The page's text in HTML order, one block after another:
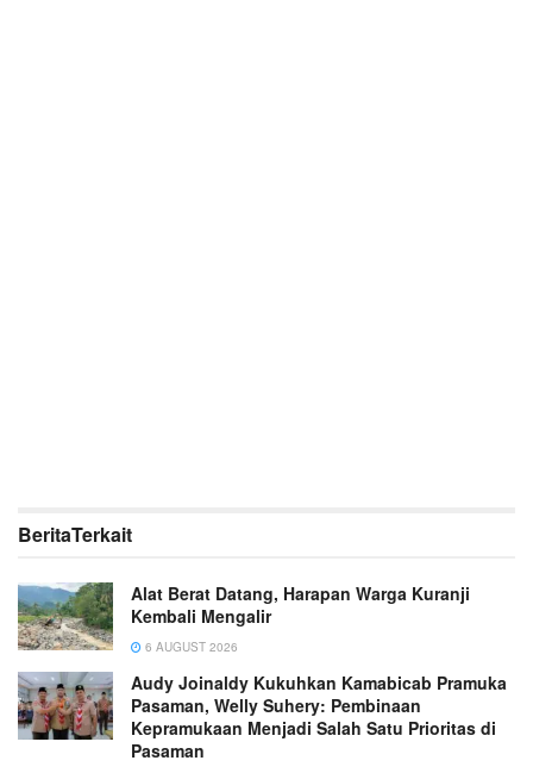
BeritaTerkait
Alat Berat Datang, Harapan Warga Kuranji
Kembali Mengalir
6 AUGUST 2026
Audy Joinaldy Kukuhkan Kamabicab Pramuka
Pasaman, Welly Suhery: Pembinaan
Kepramukaan Menjadi Salah Satu Prioritas di
Pasaman